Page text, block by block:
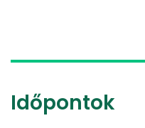
Időpontok